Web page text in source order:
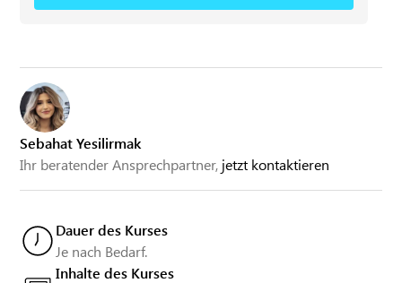
Sebahat Yesilirmak
Ihr beratender Ansprechpartner, jetzt kontaktieren
Dauer des Kurses
Je nach Bedarf.
Inhalte des Kurses